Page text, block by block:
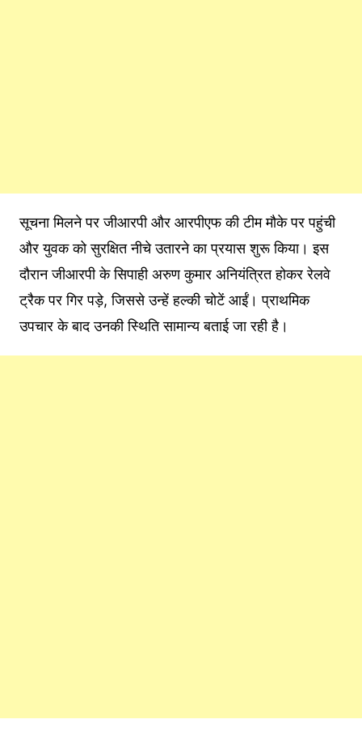
सूचना मिलने पर जीआरपी और आरपीएफ की टीम मौके पर पहुंची
और युवक को सुरक्षित नीचे उतारने का प्रयास शुरू किया। इस
दौरान जीआरपी के सिपाही अरुण कुमार अनियंत्रित होकर रेलवे
ट्रैक पर गिर पड़े, जिससे उन्हें हल्की चोटें आईं। प्राथमिक
उपचार के बाद उनकी स्थिति सामान्य बताई जा रही है।